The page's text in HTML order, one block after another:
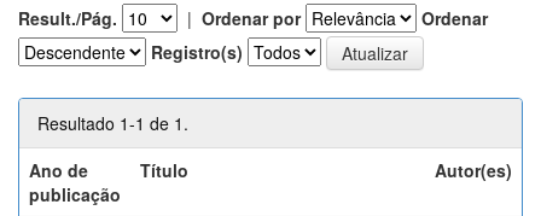
Result./Pág. | Ordenar por
Ordenar
Registro(s)
Resultado 1-1 de 1.
Ano de
publicação
Título Autor(es)